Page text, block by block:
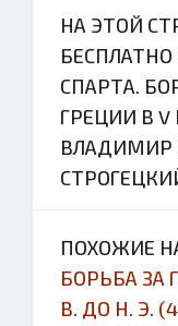
НА ЭТОЙ
СПАРТА.
ГРЕЦИИ В V
ВЛАДИМИР
ПОХОЖИЕ
БОРЬБА ЗА
В. ДО Н. Э.